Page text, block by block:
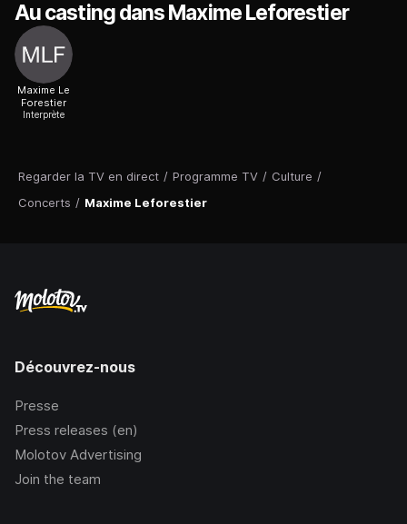
Regarder la TV en direct / Programme TV / Culture /
Concerts / Maxime Leforestier
Au casting dans Maxime Leforestier
Maxime Le
Forestier
Interprète
Découvrez-nous
Presse
Press releases (en)
Molotov Advertising
Join the team